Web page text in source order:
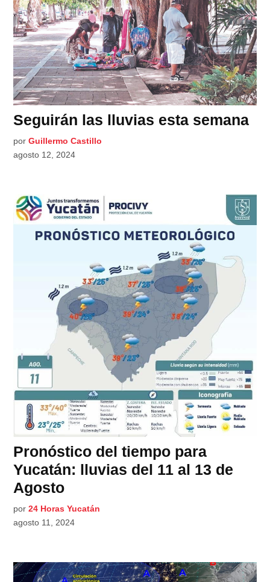
Seguirán las lluvias esta semana
por Guillermo Castillo
agosto 12, 2024
Pronóstico del tiempo para
Yucatán: lluvias del 11 al 13 de
Agosto
por 24 Horas Yucatán
agosto 11, 2024